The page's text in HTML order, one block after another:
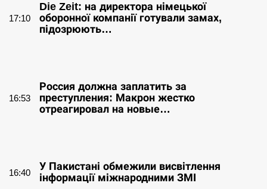
17:10
Die Zeit: на директора німецької
оборонної компанії готували замах,
підозрюють…
16:53
Россия должна заплатить за
преступления: Макрон жестко
отреагировал на новые…
16:40
У Пакистані обмежили висвітлення
інформації міжнародними ЗМІ